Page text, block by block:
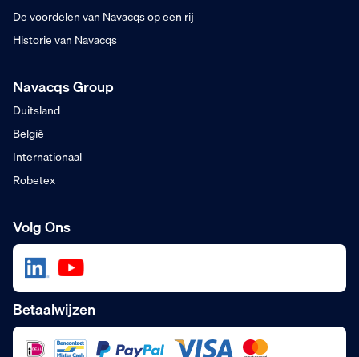
De voordelen van Navacqs op een rij
Historie van Navacqs
Navacqs Group
Duitsland
België
Internationaal
Robetex
Volg Ons
Betaalwijzen